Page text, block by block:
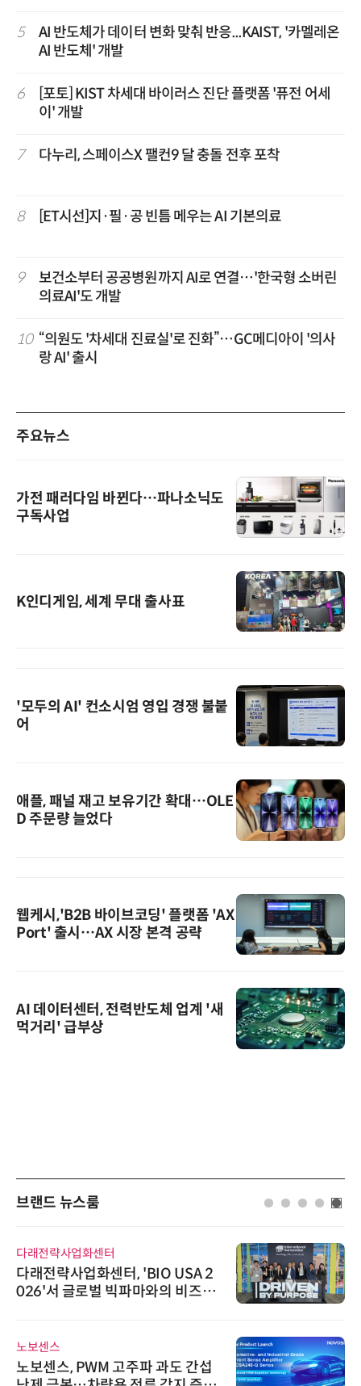
5
AI 반도체가 데이터 변화 맞춰 반응...KAIST, '카멜레온
AI 반도체' 개발
6
[포토] KIST 차세대 바이러스 진단 플랫폼 '퓨전 어세
이' 개발
7 다누리, 스페이스X 팰컨9 달 충돌 전후 포착
8 [ET시선]지·필·공 빈틈 메우는 AI 기본의료
9
보건소부터 공공병원까지 AI로 연결…'한국형 소버린
의료AI'도 개발
10 “의원도 '차세대 진료실'로 진화”…GC메디아이 '의사
랑 AI' 출시
주요뉴스
가전 패러다임 바뀐다…파나소닉도
구독사업
K인디게임, 세계 무대 출사표
'모두의 AI' 컨소시엄 영입 경쟁 불붙
어
애플, 패널 재고 보유기간 확대…OLE
D 주문량 늘었다
웹케시,'B2B 바이브코딩' 플랫폼 'AX
Port' 출시…AX 시장 본격 공략
AI 데이터센터, 전력반도체 업계 '새
먹거리' 급부상
브랜드 뉴스룸
다래전략사업화센터
다래전략사업화센터, 'BIO USA 2
026'서 글로벌 빅파마와의 비즈니
노보센스
노보센스, PWM 고주파 과도 간섭